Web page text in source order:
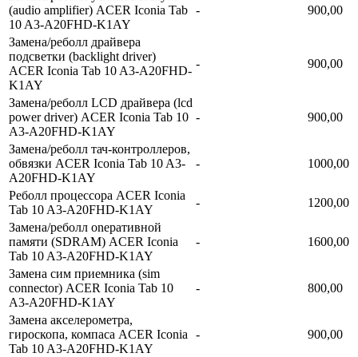
(audio amplifier) ACER Iconia Tab
10 A3-A20FHD-K1AY
- 900,00
Замена/реболл драйвера
подсветки (backlight driver)
ACER Iconia Tab 10 A3-A20FHD-
K1AY
- 900,00
Замена/реболл LCD драйвера (lcd
power driver) ACER Iconia Tab 10
A3-A20FHD-K1AY
- 900,00
Замена/реболл тач-контроллеров,
обвязки ACER Iconia Tab 10 A3-
A20FHD-K1AY
- 1000,00
Реболл процессора ACER Iconia
Tab 10 A3-A20FHD-K1AY
-
1200,00
Замена/реболл onepaтивной
памяти (SDRAM) ACER Iconia
Tab 10 A3-A20FHD-K1AY
- 1600,00
Замена сим приемника (sim
connector) ACER Iconia Tab 10
A3-A20FHD-K1AY
- 800,00
Замена акселерометра,
гироскопа, компаса ACER Iconia
Tab 10 A3-A20FHD-K1AY
- 900,00